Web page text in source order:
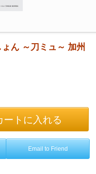
ん ～刀ミュ～ 加州
ートに入れる
Email to Friend